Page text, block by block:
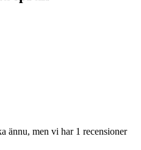
ännu, men vi har 1 recensioner